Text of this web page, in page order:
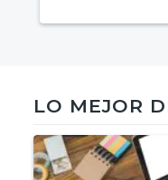
LO MEJOR